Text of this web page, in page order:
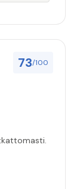
73/100